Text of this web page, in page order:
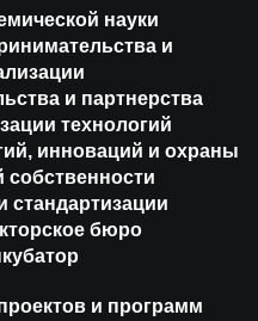
науки
и
и партнерства
технологий
инноваций и охраны
собственности
стандартизации
бюро
и программ